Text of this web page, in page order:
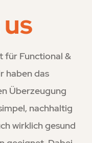
für Functional &
haben das
Überzeugung
nachhaltig
wirklich gesund